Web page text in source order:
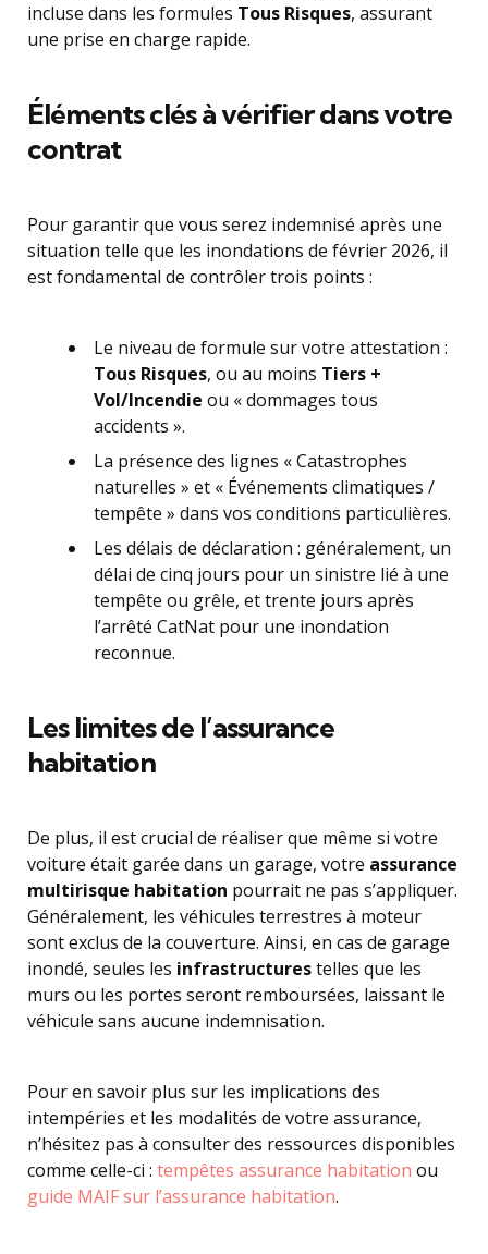
incluse dans les formules Tous Risques, assurant
une prise en charge rapide.
Éléments clés à vérifier dans votre
contrat
Pour garantir que vous serez indemnisé après une
situation telle que les inondations de février 2026, il
est fondamental de contrôler trois points :
Le niveau de formule sur votre attestation :
Tous Risques, ou au moins Tiers +
Vol/Incendie ou « dommages tous
accidents ».
La présence des lignes « Catastrophes
naturelles » et « Événements climatiques /
tempête » dans vos conditions particulières.
Les délais de déclaration : généralement, un
délai de cinq jours pour un sinistre lié à une
tempête ou grêle, et trente jours après
l’arrêté CatNat pour une inondation
reconnue.
Les limites de l’assurance
habitation
De plus, il est crucial de réaliser que même si votre
voiture était garée dans un garage, votre assurance
multirisque habitation pourrait ne pas s’appliquer.
Généralement, les véhicules terrestres à moteur
sont exclus de la couverture. Ainsi, en cas de garage
inondé, seules les infrastructurestelles que les
murs ou les portes seront remboursées, laissant le
véhicule sans aucune indemnisation.
Pour en savoir plus sur les implications des
intempéries et les modalités de votre assurance,
n’hésitez pas à consulter des ressources disponibles
comme celle-ci : tempêtes assurance habitation ou
guide MAIF sur l’assurance habitation.